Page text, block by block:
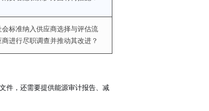
标准纳入供应商选择与评估流
进行尽职调查并推动其改进？
件，还需要提供能源审计报告、减